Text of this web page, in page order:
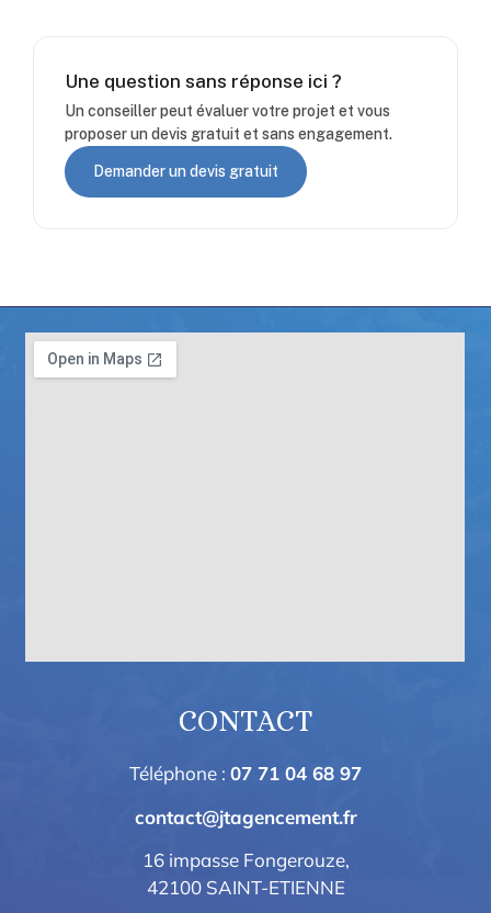
Agencement de maîtriser l'ensemble de la chaîne,
accompagnement clé en main.
votre unique point de contact, du premier échange
afin d'éviter les intermédiaires multiples et de
simplifier le suivi de chantier.
Une question sans réponse ici ?
Un conseiller peut évaluer votre projet et vous
proposer un devis gratuit et sans engagement.
Demander un devis gratuit
CONTACT
Téléphone : 07 71 04 68 97
contact@jtagencement.fr
16 impasse Fongerouze,
42100 SAINT-ETIENNE